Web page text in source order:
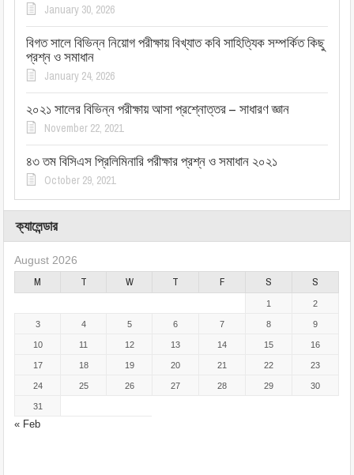
January 30, 2026
বিগত সালে বিভিন্ন নিয়োগ পরীক্ষায় বিখ্যাত কবি সাহিত্যিক সম্পর্কিত কিছু
প্রশ্ন ও সমাধান
January 24, 2026
২০২১ সালের বিভিন্ন পরীক্ষায় আসা প্রশ্নোত্তর – সাধারণ জ্ঞান
November 22, 2021
৪৩ তম বিসিএস প্রিলিমিনারি পরীক্ষার প্রশ্ন ও সমাধান ২০২১
October 29, 2021
ক্যালেন্ডার
August 2026
M T W T F S S
« Feb
1 2
3 4 5 6 7 8 9
10 11 12 13 14 15 16
17 18 19 20 21 22 23
24 25 26 27 28 29 30
31